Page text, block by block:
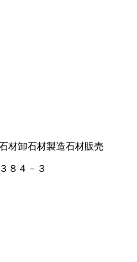
材卸石材製造石材販売
８４－３